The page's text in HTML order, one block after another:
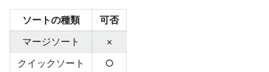
ソートの種類
可否
マージソート
×
クイックソート
○